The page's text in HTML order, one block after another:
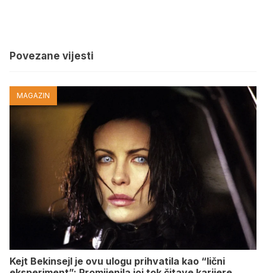
Povezane vijesti
MAGAZIN
Kejt Bekinsejl je ovu ulogu prihvatila kao “lični